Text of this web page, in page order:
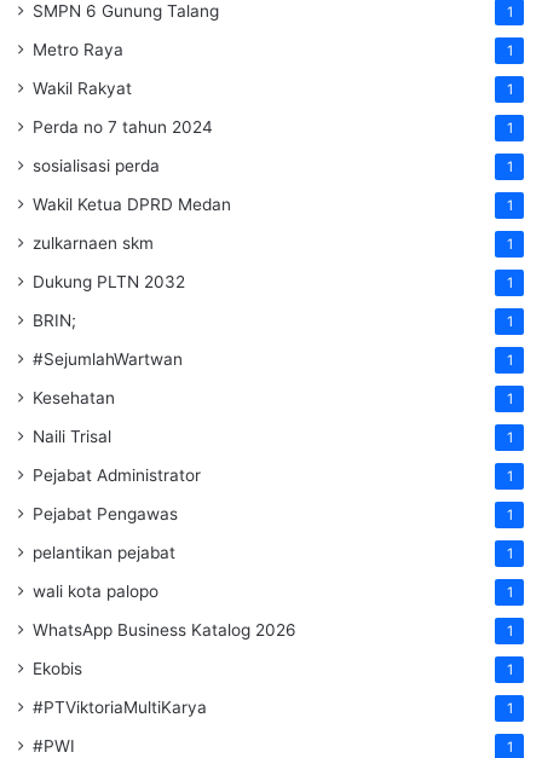
SMPN 6 Gunung Talang 1
Metro Raya 1
Wakil Rakyat 1
Perda no 7 tahun 2024 1
sosialisasi perda 1
Wakil Ketua DPRD Medan 1
zulkarnaen skm 1
Dukung PLTN 2032 1
BRIN; 1
#SejumlahWartwan 1
Kesehatan 1
Naili Trisal 1
Pejabat Administrator 1
Pejabat Pengawas 1
pelantikan pejabat 1
wali kota palopo 1
WhatsApp Business Katalog 2026 1
Ekobis 1
#PTViktoriaMultiKarya 1
#PWI 1